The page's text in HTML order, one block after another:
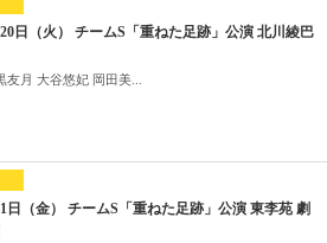
日（火） チームS「重ねた足跡」公演 北川綾巴
友月 大谷悠妃 岡田美...
日（金） チームS「重ねた足跡」公演 東李苑 劇